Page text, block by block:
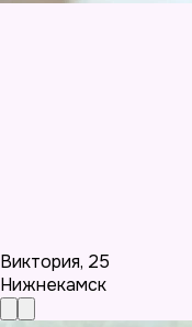
Виктория, 25
Нижнекамск